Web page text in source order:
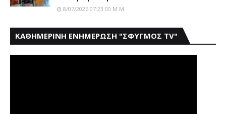
8/07/2026 07:23:00 Μ.μ.
ΚΑΘΗΜΕΡΙΝΗ ΕΝΗΜΕΡΩΣΗ "ΣΦΥΓΜΟΣ TV"